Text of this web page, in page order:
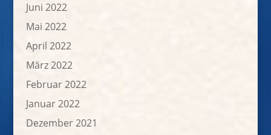
Juni 2022
Mai 2022
April 2022
März 2022
Februar 2022
Januar 2022
Dezember 2021